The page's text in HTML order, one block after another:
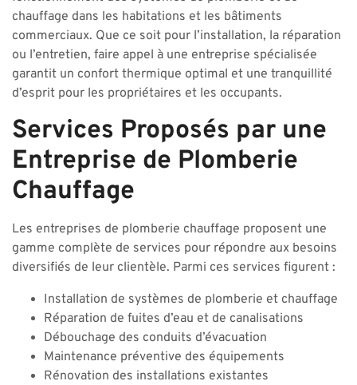
chauffage dans les habitations et les bâtiments
commerciaux. Que ce soit pour l’installation, la réparation
ou l’entretien, faire appel à une entreprise spécialisée
garantit un confort thermique optimal et une tranquillité
d’esprit pour les propriétaires et les occupants.
Services Proposés par une
Entreprise de Plomberie
Chauffage
Les entreprises de plomberie chauffage proposent une
gamme complète de services pour répondre aux besoins
diversifiés de leur clientèle. Parmi ces services figurent :
Installation de systèmes de plomberie et chauffage
Réparation de fuites d’eau et de canalisations
Débouchage des conduits d’évacuation
Maintenance préventive des équipements
Rénovation des installations existantes